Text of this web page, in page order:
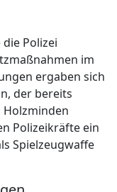
Polizei
im
ergaben sich
der bereits
Holzminden
Polizeikräfte ein
Spielzeugwaffe